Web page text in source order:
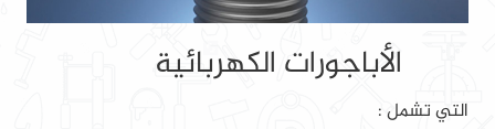
الأباجورات الكهربائية
التي تشمل :